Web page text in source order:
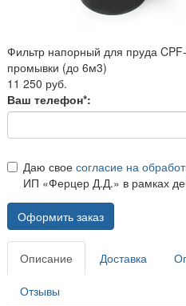
Фильтр напорный для пруда
промывки (до 6м3)
11 250 руб.
Ваш телефон*:
Даю свое согласие на
ИП «Ферцер Д.Д.» в рамках
Оформить заказ
Описание Доставка
Отзывы